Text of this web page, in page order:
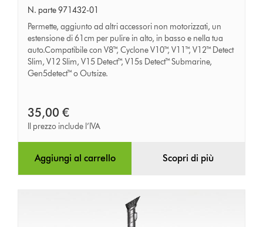
flessibile
N. parte 971432-01
Permette, aggiunto ad altri accessori non motorizzati, un
estensione di 61cm per pulire in alto, in basso e nella tua
auto.Compatibile con V8™, Cyclone V10™, V11™, V12™ Detect
Slim, V12 Slim, V15 Detect™, V15s Detect™ Submarine,
Gen5detect™ o Outsize.
35,00 €
Il prezzo include l’IVA
Aggiungi al carrello Scopri di più